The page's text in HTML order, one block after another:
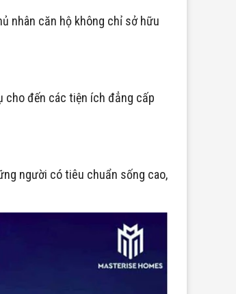
nhân căn hộ không chỉ sở hữu
cho đến các tiện ích đẳng cấp
người có tiêu chuẩn sống cao,